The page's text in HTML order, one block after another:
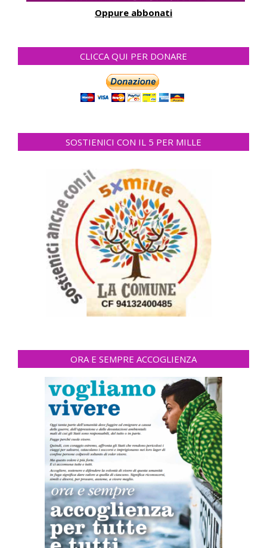
Oppure abbonati
CLICCA QUI PER DONARE
SOSTIENICI CON IL 5 PER MILLE
ORA E SEMPRE ACCOGLIENZA